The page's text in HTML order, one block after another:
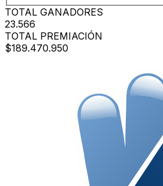
TOTAL GANADORES
23.566
TOTAL PREMIACIÓN
$189.470.950